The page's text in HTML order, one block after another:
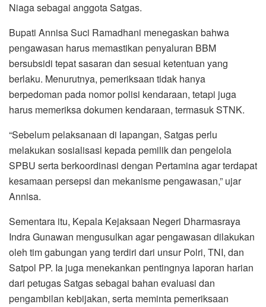
Niaga sebagai anggota Satgas.
Bupati Annisa Suci Ramadhani menegaskan bahwa
pengawasan harus memastikan penyaluran BBM
bersubsidi tepat sasaran dan sesuai ketentuan yang
berlaku. Menurutnya, pemeriksaan tidak hanya
berpedoman pada nomor polisi kendaraan, tetapi juga
harus memeriksa dokumen kendaraan, termasuk STNK.
“Sebelum pelaksanaan di lapangan, Satgas perlu
melakukan sosialisasi kepada pemilik dan pengelola
SPBU serta berkoordinasi dengan Pertamina agar terdapat
kesamaan persepsi dan mekanisme pengawasan,” ujar
Annisa.
Sementara itu, Kepala Kejaksaan Negeri Dharmasraya
Indra Gunawan mengusulkan agar pengawasan dilakukan
oleh tim gabungan yang terdiri dari unsur Polri, TNI, dan
Satpol PP. Ia juga menekankan pentingnya laporan harian
dari petugas Satgas sebagai bahan evaluasi dan
pengambilan kebijakan, serta meminta pemeriksaan